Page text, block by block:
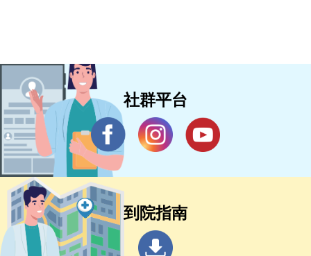
社群平台
到院指南